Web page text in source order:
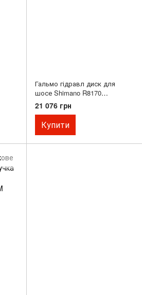
Гальмо гідравл диск для
шосе Shimano R8170
ULTEGRA Di2, заднє (права
ручка, каліпер, гідролінія
1700мм)
21 076 грн
Купити